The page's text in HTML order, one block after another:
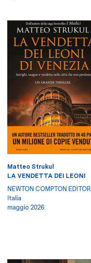
Matteo Strukul
LA VENDETTA DEI LEONI
NEWTON COMPTON EDITORI
Italia
maggio 2026